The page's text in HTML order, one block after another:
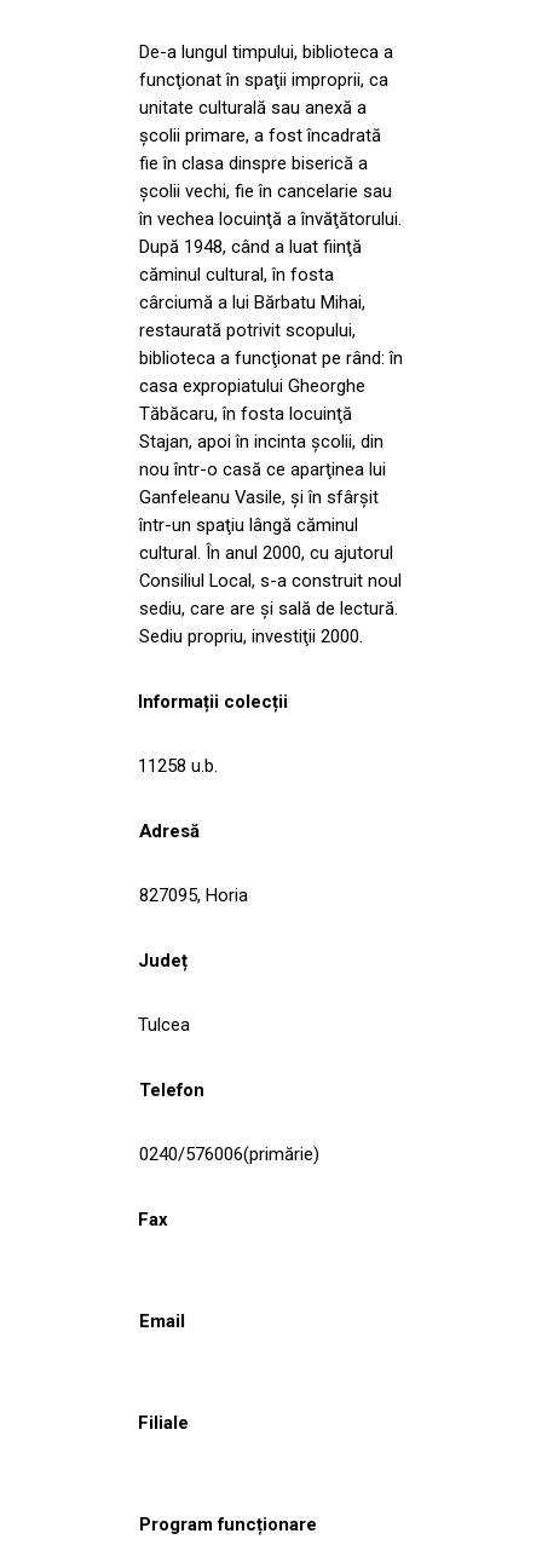
De-a lungul timpului, biblioteca a
funcţionat în spaţii improprii, ca
unitate culturală sau anexă a
şcolii primare, a fost încadrată
fie în clasa dinspre biserică a
şcolii vechi, fie în cancelarie sau
în vechea locuinţă a învăţătorului.
După 1948, când a luat fiinţă
căminul cultural, în fosta
cârciumă a lui Bărbatu Mihai,
restaurată potrivit scopului,
biblioteca a funcţionat pe rând: în
casa expropiatului Gheorghe
Tăbăcaru, în fosta locuinţă
Stajan, apoi în incinta şcolii, din
nou într-o casă ce aparţinea lui
Ganfeleanu Vasile, şi în sfârşit
într-un spaţiu lângă căminul
cultural. În anul 2000, cu ajutorul
Consiliul Local, s-a construit noul
sediu, care are şi sală de lectură.
Sediu propriu, investiţii 2000.
Informații colecții
11258 u.b.
Adresă
827095, Horia
Județ
Tulcea
Telefon
0240/576006(primărie)
Fax
Email
Filiale
Program funcționare